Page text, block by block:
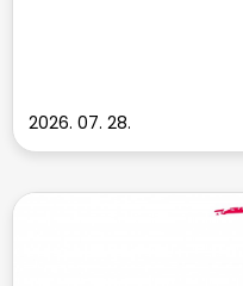
2026. 07. 28.